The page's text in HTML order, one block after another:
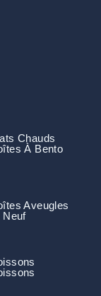
Chauds
À Bento
Aveugles
Neuf